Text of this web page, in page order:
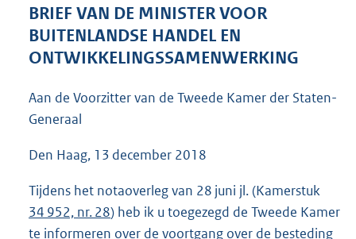
:
5
K
BRIEF VAN DE MINISTER VOOR
BUITENLANDSE HANDEL EN
ONTWIKKELINGSSAMENWERKING
Aan de Voorzitter van de Tweede Kamer der Staten-
Generaal
Den Haag, 13 december 2018
Tijdens het notaoverleg van 28 juni jl. (Kamerstuk
34 952, nr. 28) heb ik u toegezegd de Tweede Kamer
te informeren over de voortgang over de besteding